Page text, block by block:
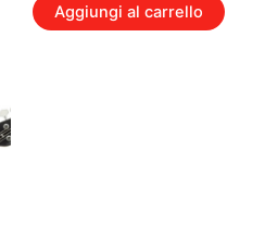
Aggiungi al carrello